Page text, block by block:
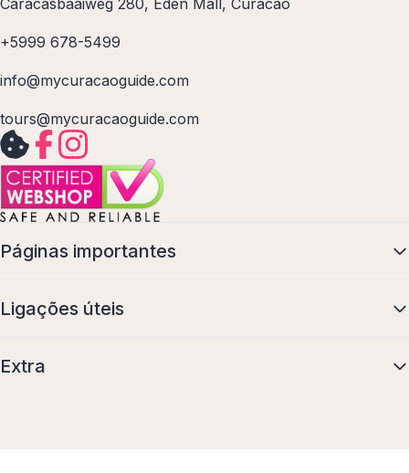
Caracasbaaiweg 280, Eden Mall, Curacao
+5999 678-5499
info@mycuracaoguide.com
tours@mycuracaoguide.com
Páginas importantes
Ligações úteis
Extra